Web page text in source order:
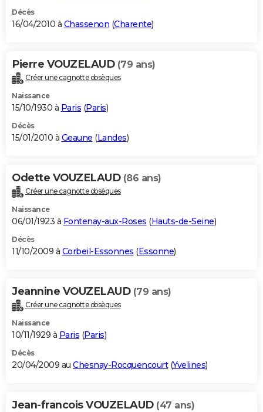
Décès
16/04/2010 à Chassenon (Charente)
Pierre VOUZELAUD (79 ans)
Créer une cagnotte obsèques
Naissance
15/10/1930 à Paris (Paris)
Décès
15/01/2010 à Geaune (Landes)
Odette VOUZELAUD (86 ans)
Créer une cagnotte obsèques
Naissance
06/01/1923 à Fontenay-aux-Roses (Hauts-de-Seine)
Décès
11/10/2009 à Corbeil-Essonnes (Essonne)
Jeannine VOUZELAUD (79 ans)
Créer une cagnotte obsèques
Naissance
10/11/1929 à Paris (Paris)
Décès
20/04/2009 au Chesnay-Rocquencourt(Yvelines)
Jean-francois VOUZELAUD (47 ans)